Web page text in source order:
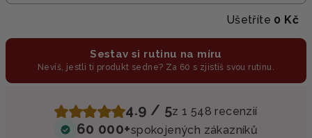
Ušetříte 0 Kč
Sestav si rutinu na míru
Nevíš, jestli ti produkt sedne? Za 60 s zjistíš svou rutinu.
4.9 / 5z 1 548 recenzií
60 000+spokojených zákazníků